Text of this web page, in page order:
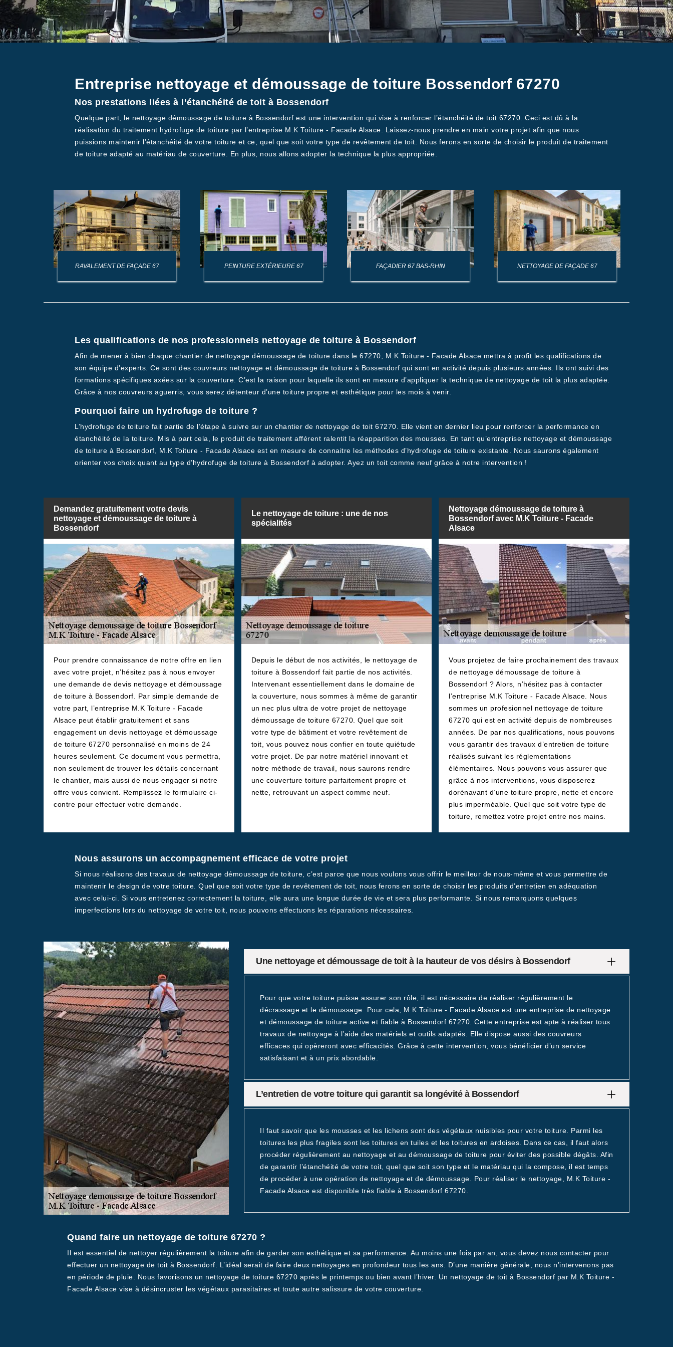
Entreprise nettoyage et démoussage de toiture Bossendorf 67270
Nos prestations liées à l’étanchéité de toit à Bossendorf
Quelque part, le nettoyage démoussage de toiture à Bossendorf est une intervention qui vise à renforcer l’étanchéité de toit 67270. Ceci est dû à la
réalisation du traitement hydrofuge de toiture par l’entreprise M.K Toiture - Facade Alsace. Laissez-nous prendre en main votre projet afin que nous
puissions maintenir l’étanchéité de votre toiture et ce, quel que soit votre type de revêtement de toit. Nous ferons en sorte de choisir le produit de traitement
de toiture adapté au matériau de couverture. En plus, nous allons adopter la technique la plus appropriée.
RAVALEMENT DE FAÇADE 67 PEINTURE EXTÉRIEURE 67 FAÇADIER 67 BAS-RHIN NETTOYAGE DE FAÇADE 67
Les qualifications de nos professionnels nettoyage de toiture à Bossendorf
Afin de mener à bien chaque chantier de nettoyage démoussage de toiture dans le 67270, M.K Toiture - Facade Alsace mettra à profit les qualifications de
son équipe d’experts. Ce sont des couvreurs nettoyage et démoussage de toiture à Bossendorf qui sont en activité depuis plusieurs années. Ils ont suivi des
formations spécifiques axées sur la couverture. C’est la raison pour laquelle ils sont en mesure d’appliquer la technique de nettoyage de toit la plus adaptée.
Grâce à nos couvreurs aguerris, vous serez détenteur d’une toiture propre et esthétique pour les mois à venir.
Pourquoi faire un hydrofuge de toiture ?
L’hydrofuge de toiture fait partie de l’étape à suivre sur un chantier de nettoyage de toit 67270. Elle vient en dernier lieu pour renforcer la performance en
étanchéité de la toiture. Mis à part cela, le produit de traitement afférent ralentit la réapparition des mousses. En tant qu’entreprise nettoyage et démoussage
de toiture à Bossendorf, M.K Toiture - Facade Alsace est en mesure de connaitre les méthodes d’hydrofuge de toiture existante. Nous saurons également
orienter vos choix quant au type d’hydrofuge de toiture à Bossendorf à adopter. Ayez un toit comme neuf grâce à notre intervention !
Demandez gratuitement votre devis
nettoyage et démoussage de toiture à
Bossendorf
Pour prendre connaissance de notre offre en lien
avec votre projet, n’hésitez pas à nous envoyer
une demande de devis nettoyage et démoussage
de toiture à Bossendorf. Par simple demande de
votre part, l’entreprise M.K Toiture - Facade
Alsace peut établir gratuitement et sans
engagement un devis nettoyage et démoussage
de toiture 67270 personnalisé en moins de 24
heures seulement. Ce document vous permettra,
non seulement de trouver les détails concernant
le chantier, mais aussi de nous engager si notre
offre vous convient. Remplissez le formulaire ci-
contre pour effectuer votre demande.
Le nettoyage de toiture : une de nos
spécialités
Depuis le début de nos activités, le nettoyage de
toiture à Bossendorf fait partie de nos activités.
Intervenant essentiellement dans le domaine de
la couverture, nous sommes à même de garantir
un nec plus ultra de votre projet de nettoyage
démoussage de toiture 67270. Quel que soit
votre type de bâtiment et votre revêtement de
toit, vous pouvez nous confier en toute quiétude
votre projet. De par notre matériel innovant et
notre méthode de travail, nous saurons rendre
une couverture toiture parfaitement propre et
nette, retrouvant un aspect comme neuf.
Nettoyage démoussage de toiture à
Bossendorf avec M.K Toiture - Facade
Alsace
Vous projetez de faire prochainement des travaux
de nettoyage démoussage de toiture à
Bossendorf ? Alors, n’hésitez pas à contacter
l’entreprise M.K Toiture - Facade Alsace. Nous
sommes un profesionnel nettoyage de toiture
67270 qui est en activité depuis de nombreuses
années. De par nos qualifications, nous pouvons
vous garantir des travaux d’entretien de toiture
réalisés suivant les réglementations
élémentaires. Nous pouvons vous assurer que
grâce à nos interventions, vous disposerez
dorénavant d’une toiture propre, nette et encore
plus imperméable. Quel que soit votre type de
toiture, remettez votre projet entre nos mains.
Nous assurons un accompagnement efficace de votre projet
Si nous réalisons des travaux de nettoyage démoussage de toiture, c’est parce que nous voulons vous offrir le meilleur de nous-même et vous permettre de
maintenir le design de votre toiture. Quel que soit votre type de revêtement de toit, nous ferons en sorte de choisir les produits d’entretien en adéquation
avec celui-ci. Si vous entretenez correctement la toiture, elle aura une longue durée de vie et sera plus performante. Si nous remarquons quelques
imperfections lors du nettoyage de votre toit, nous pouvons effectuons les réparations nécessaires.
Une nettoyage et démoussage de toit à la hauteur de vos désirs à Bossendorf
Pour que votre toiture puisse assurer son rôle, il est nécessaire de réaliser régulièrement le
décrassage et le démoussage. Pour cela, M.K Toiture - Facade Alsace est une entreprise de nettoyage
et démoussage de toiture active et fiable à Bossendorf 67270. Cette entreprise est apte à réaliser tous
travaux de nettoyage à l’aide des matériels et outils adaptés. Elle dispose aussi des couvreurs
efficaces qui opèreront avec efficacités. Grâce à cette intervention, vous bénéficier d’un service
satisfaisant et à un prix abordable.
L’entretien de votre toiture qui garantit sa longévité à Bossendorf
Il faut savoir que les mousses et les lichens sont des végétaux nuisibles pour votre toiture. Parmi les
toitures les plus fragiles sont les toitures en tuiles et les toitures en ardoises. Dans ce cas, il faut alors
procéder régulièrement au nettoyage et au démoussage de toiture pour éviter des possible dégâts. Afin
de garantir l’étanchéité de votre toit, quel que soit son type et le matériau qui la compose, il est temps
de procéder à une opération de nettoyage et de démoussage. Pour réaliser le nettoyage, M.K Toiture -
Facade Alsace est disponible très fiable à Bossendorf 67270.
Quand faire un nettoyage de toiture 67270 ?
Il est essentiel de nettoyer régulièrement la toiture afin de garder son esthétique et sa performance. Au moins une fois par an, vous devez nous contacter pour
effectuer un nettoyage de toit à Bossendorf. L’idéal serait de faire deux nettoyages en profondeur tous les ans. D’une manière générale, nous n’intervenons pas
en période de pluie. Nous favorisons un nettoyage de toiture 67270 après le printemps ou bien avant l’hiver. Un nettoyage de toit à Bossendorf par M.K Toiture -
Facade Alsace vise à désincruster les végétaux parasitaires et toute autre salissure de votre couverture.